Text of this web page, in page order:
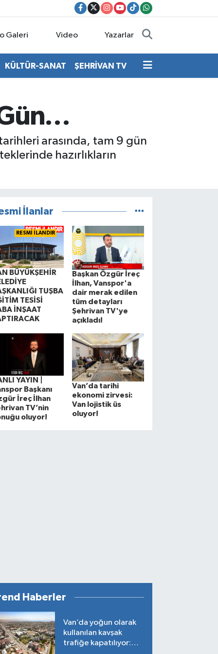
Galeri Video Yazarlar
KÜLTÜR-SANAT ŞEHRİVAN TV
Gün…
arasında, tam 9 gün
hazırlıkların
İlanlar
RESMİ İLANDIR
BÜYÜKŞEHİR
TUŞBA
TESİSİ
İNŞAAT
Başkan Özgür İreç
İlhan, Vanspor'a
dair merak edilen
tüm detayları
Şehrivan TV'ye
açıkladı!
YAYIN |
Başkanı
İreç İlhan
TV’nin
oluyor!
Van’da tarihi
ekonomi zirvesi:
Van lojistik üs
oluyor!
Haberler
Van’da yoğun olarak
kullanılan kavşak
trafiğe kapatılıyor: